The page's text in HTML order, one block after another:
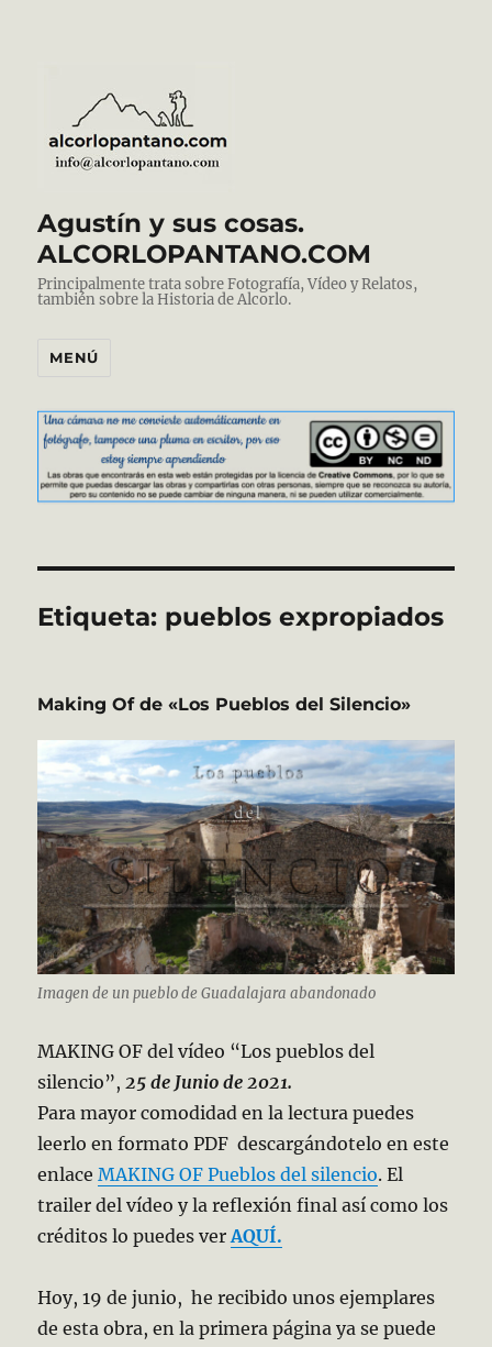
Agustín y sus cosas.
ALCORLOPANTANO.COM
Principalmente trata sobre Fotografía, Vídeo y Relatos,
también sobre la Historia de Alcorlo.
MENÚ
Etiqueta: pueblos expropiados
Making Of de «Los Pueblos del Silencio»
Imagen de un pueblo de Guadalajara abandonado
MAKING OF del vídeo “Los pueblos del
silencio”, 25 de Junio de 2021.
Para mayor comodidad en la lectura puedes
leerlo en formato PDF descargándotelo en este
enlaceMAKING OF Pueblos del silencio. El
trailer del vídeo y la reflexión final así como los
créditos lo puedes verAQUÍ.
Hoy, 19 de junio, he recibido unos ejemplares
de esta obra, en la primera página ya se puede